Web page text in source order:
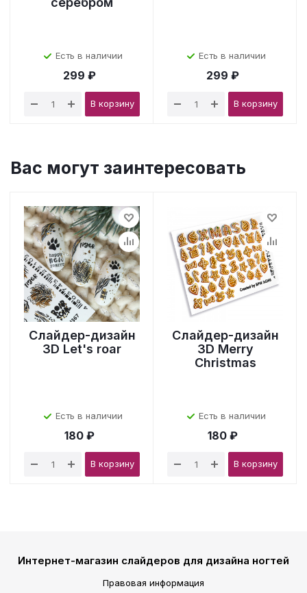
Есть в наличии
299 ₽
В корзину
Есть в наличии
299 ₽
В корзину
Вас могут заинтересовать
Слайдер-дизайн
3D Let's roar
Есть в наличии
180 ₽
В корзину
Слайдер-дизайн
3D Merry
Christmas
Есть в наличии
180 ₽
В корзину
Интернет-магазин слайдеров для дизайна ногтей
Правовая информация